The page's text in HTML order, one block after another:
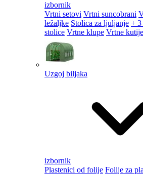
izbornik
Vrtni setovi Vrtni suncobrani
ležaljke Stolica za ljuljanje + 3
stolice Vrtne klupe Vrtne kutije
Uzgoj biljaka
izbornik
Plastenici od folije Folije za